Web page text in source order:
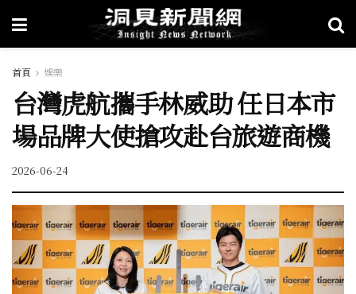
首頁 娛樂
台灣虎航攜手林威助 任日本市
場品牌大使搶攻赴台旅遊商機
2026-06-24